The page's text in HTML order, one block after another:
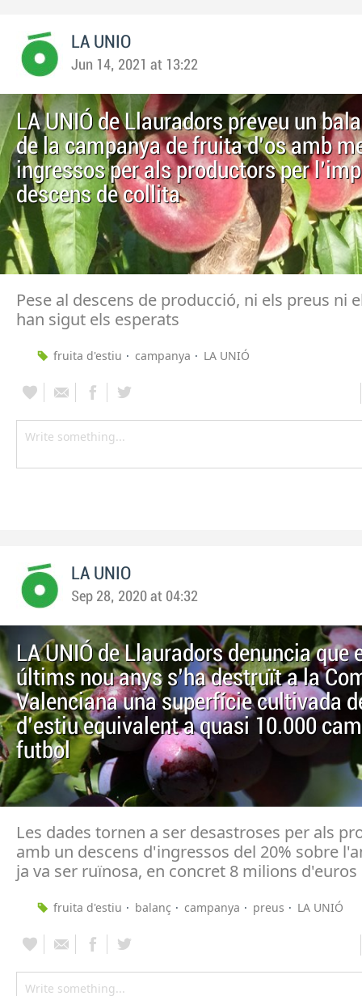
LA UNIO
Jun 14, 2021 at 13:22
LA UNIÓ de Llauradors preveu un
de la campanya de fruita d'os amb
ingressos per als productors per
descens de collita
Pese al descens de producció, ni els preus ni
han sigut els esperats
fruita d'estiu campanya LA UNIÓ
LA UNIO
Sep 28, 2020 at 04:32
LA UNIÓ de Llauradors denuncia que
últims nou anys s'ha destruït a la
Valenciana una superfície cultivada
d'estiu equivalent a quasi 10.000
futbol
Les dades tornen a ser desastroses per als
amb un descens d'ingressos del 20% sobre
ja va ser ruïnosa, en concret 8 milions
fruita d'estiu balanç campanya preus LA UNIÓ